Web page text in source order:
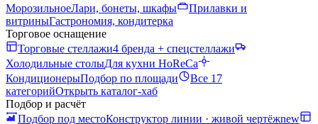
МорозильноеЛари, бонеты, шкафы
Прилавки и
витриныГастрономия, кондитерка
Торговое оснащение
Торговые стеллажи4 бренда + спецстеллажи
Холодильные столыДля кухни HoReCa
КондиционерыПодбор по площади
Все 17
категорийОткрыть каталог-хаб
Подбор и расчёт
Подбор под местоКонструктор линии · живой чертёжnew